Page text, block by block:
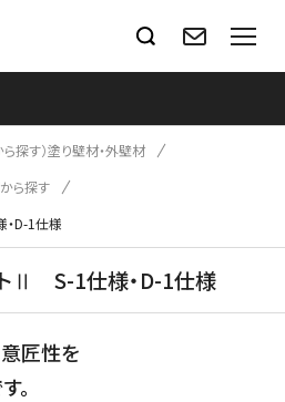
ら探す）塗り壁材・外壁材
ら探す
D-1仕様
トⅡ S-1仕様・D-1仕様
匠性を
。